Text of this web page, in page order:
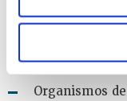
Usuarios de
Organismos